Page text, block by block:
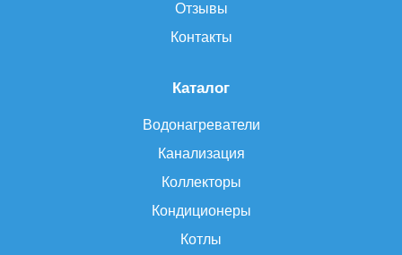
Каталог
Водонагреватели
Канализация
Коллекторы
Кондиционеры
Котлы
Отзывы
Контакты